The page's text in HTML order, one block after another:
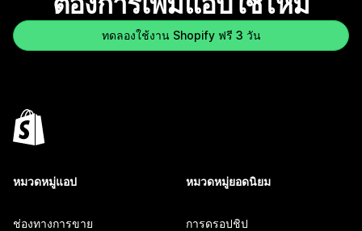
ทดลองใช้งาน Shopify ฟรี 3 วัน
หมวดหมู่แอป
ช่องทางการขาย
หมวดหมู่ยอดนิยม
การดรอปชิป